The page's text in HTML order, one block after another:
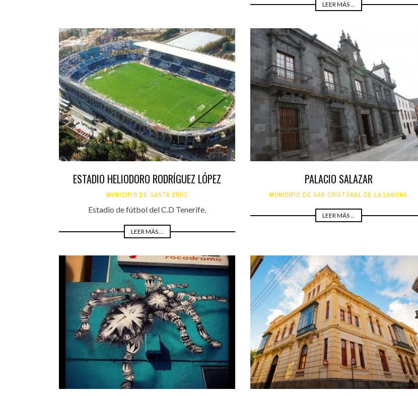
LEER MÁS ...
ESTADIO HELIODORO RODRÍGUEZ LÓPEZ
MUNICIPIO DE SANTA CRUZ
Estadio de fútbol del C.D Tenerife.
LEER MÁS ...
PALACIO SALAZAR
MUNICIPIO DE SAN CRISTÓBAL DE LA LAGUNA
LEER MÁS ...